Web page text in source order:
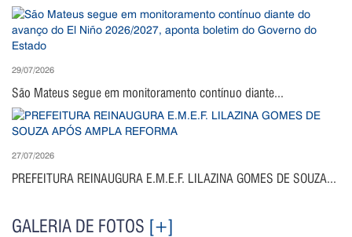
29/07/2026
São Mateus segue em monitoramento contínuo diante...
27/07/2026
PREFEITURA REINAUGURA E.M.E.F. LILAZINA GOMES DE SOUZA...
GALERIA DE FOTOS [+]